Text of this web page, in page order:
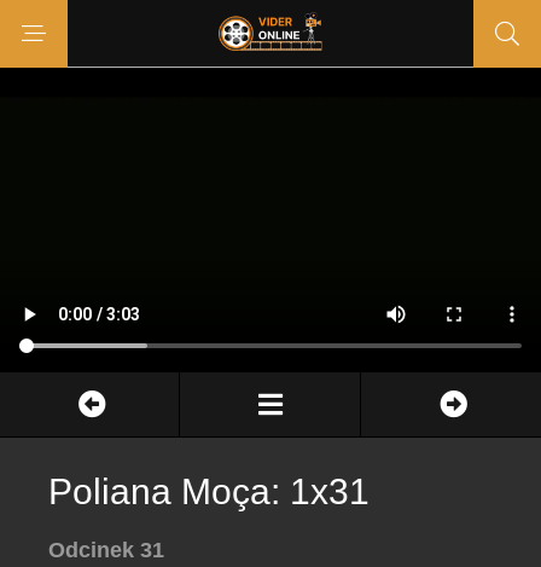
Poliana Moça: 1x31
Odcinek 31